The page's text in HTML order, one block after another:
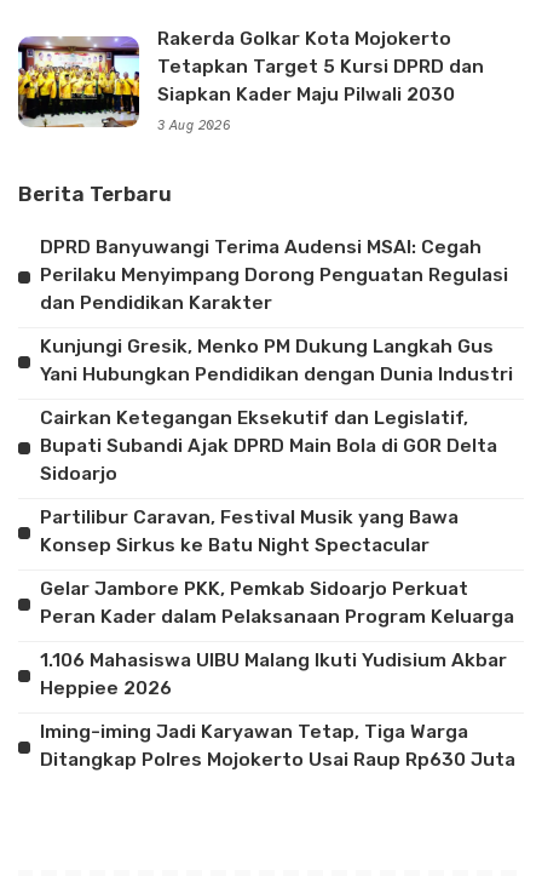
Rakerda Golkar Kota Mojokerto
Tetapkan Target 5 Kursi DPRD dan
Siapkan Kader Maju Pilwali 2030
3 Aug 2026
Berita Terbaru
DPRD Banyuwangi Terima Audensi MSAI: Cegah
Perilaku Menyimpang Dorong Penguatan Regulasi
dan Pendidikan Karakter
Kunjungi Gresik, Menko PM Dukung Langkah Gus
Yani Hubungkan Pendidikan dengan Dunia Industri
Cairkan Ketegangan Eksekutif dan Legislatif,
Bupati Subandi Ajak DPRD Main Bola di GOR Delta
Sidoarjo
Partilibur Caravan, Festival Musik yang Bawa
Konsep Sirkus ke Batu Night Spectacular
Gelar Jambore PKK, Pemkab Sidoarjo Perkuat
Peran Kader dalam Pelaksanaan Program Keluarga
1.106 Mahasiswa UIBU Malang Ikuti Yudisium Akbar
Heppiee 2026
Iming-iming Jadi Karyawan Tetap, Tiga Warga
Ditangkap Polres Mojokerto Usai Raup Rp630 Juta